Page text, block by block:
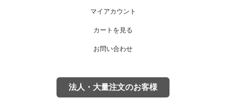
マイアカウント
カートを見る
お問い合わせ
法人・大量注文のお客様